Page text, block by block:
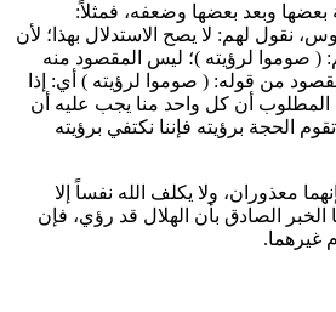
بعضها وبعد بعضها وضعفه، فمثلاً:
نقول لهم: لا يصح الاستدلال بهذا؛ لأن
( صوموا لرؤيته )؛ ليس المقصود منه
من قوله: ( صوموا لرؤيته ) أي: إذا
المطلوب أن كل واحد منا يجب عليه أن
الحجة برؤيته فإننا نكتفي برؤيته
معذوران، ولا يكلف الله نفساً إلا
الصادق بأن الهلال قد رؤي، فإن
غيرهما.